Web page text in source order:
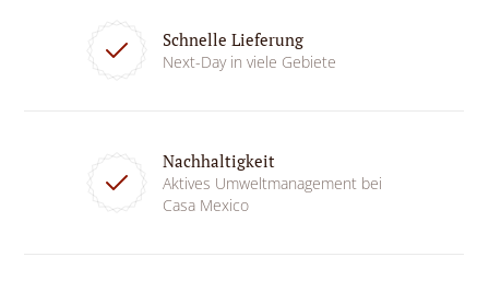
Schnelle Lieferung
Next-Day in viele Gebiete
Nachhaltigkeit
Aktives Umweltmanagement bei
Casa Mexico